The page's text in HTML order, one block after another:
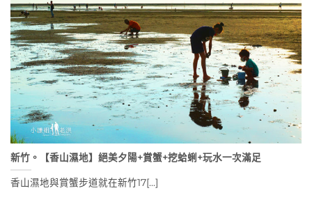
新竹。【香山濕地】絕美夕陽+賞蟹+挖蛤蜊+玩水一次滿足
香山濕地與賞蟹步道就在新竹17[...]